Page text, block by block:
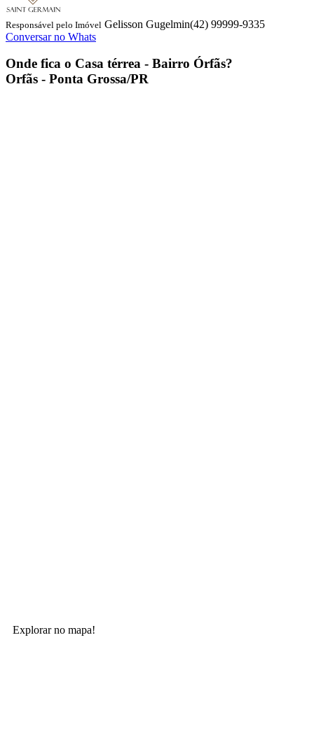
Responsável pelo Imóvel Gelisson Gugelmin(42) 99999-9335
Conversar no Whats
Onde fica o Casa térrea - Bairro Órfãs?
Orfãs - Ponta Grossa/PR
Explorar no mapa!